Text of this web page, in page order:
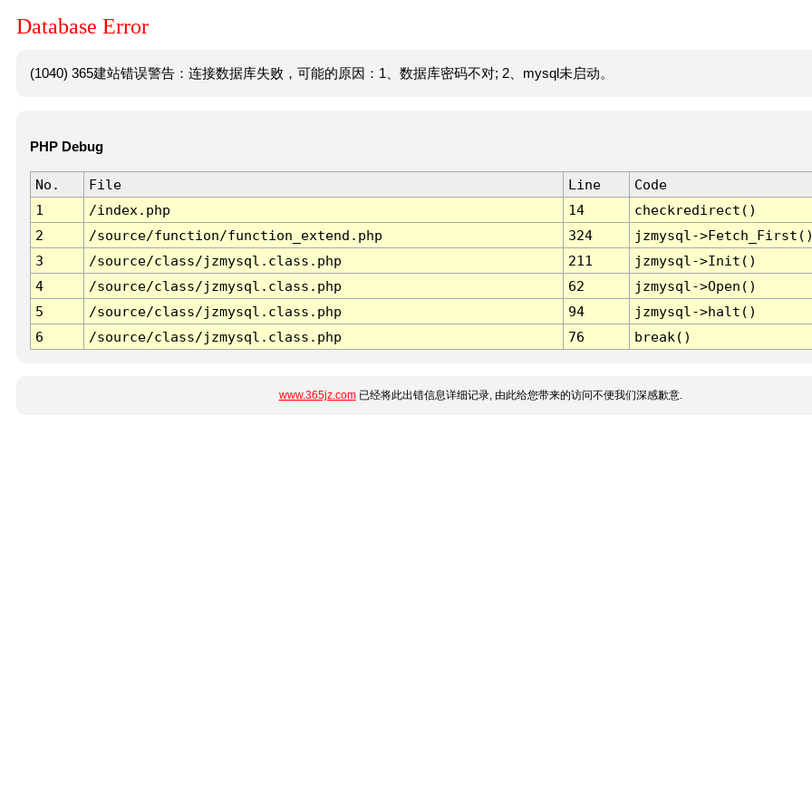
Database Error
(1040) 365建站错误警告：连接数据库失败，可能的原因：1、数据库密码不对; 2、mysql未启动。
PHP Debug
No. File Line
Code
1
/index.php 14
checkredirect()
2
/source/function/function_extend.php 324
jzmysql-
3
/source/class/jzmysql.class.php 211
jzmysql->Init()
4
/source/class/jzmysql.class.php 62
jzmysql->Open()
5
/source/class/jzmysql.class.php 94
jzmysql->halt()
6
/source/class/jzmysql.class.php 76 break()
www.365jz.com已经将此出错信息详细记录, 由此给您带来的访问不便我们深感歉意.